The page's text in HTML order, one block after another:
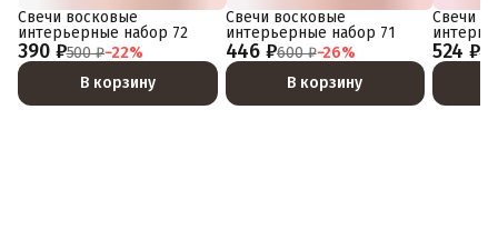
390 ₽500 ₽−22%
Свечи восковые
интерьерные набор 72
В корзину
446 ₽600 ₽−26%
Свечи восковые
интерьерные набор 71
В корзину
524 ₽
Свечи